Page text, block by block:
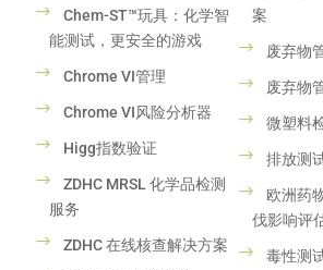
Chem-ST™玩具：化学智
能测试，更安全的游戏
Chrome VI管理
Chrome VI风险分析器
Higg指数验证
ZDHC MRSL 化学品检测
服务
ZDHC 在线核查解决方案
案
废弃物
废弃物
微塑料
排放测
欧洲药
伐影响评
毒性测